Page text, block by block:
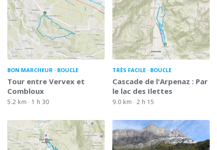
BON MARCHEUR BOUCLE
Tour entre Vervex et
Combloux
5.2 km 1 h 30
TRÈS FACILE BOUCLE
Cascade de l'Arpenaz : Par
le lac des Ilettes
9.0 km 2 h 15